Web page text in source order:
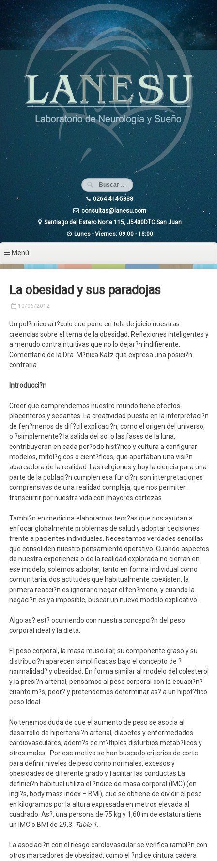
Ir
al
contenido
0264 414-5838
consultas@lanesu.com
Santiago del Estero Norte 115, J5400DTC San Juan
Lunes - Viernes: 09:00 - 13:00
Menú
La obesidad y sus paradojas
10/06/2012
Un pol?mico art?culo que pone en tela de juicio nuestras
creencias sobre el tema de la obesidad. Reflexiones inteligentes y
a menudo contraintuitivas que no lo dejar?n indifierente.
Comentario de la Dra. M?nica Katz que expresa una posici?n
contraria.
Introducci?n
Creer que comprendemos nuestro mundo tiene efectos
placenteros y sedantes. La creatividad puesta en la interpretaci?n
de fen?menos de dif?cil explicaci?n, como el origen del universo,
o ?simplemente? la salida del sol o las fases de la luna,
contribuyeron en cada per?odo hist?rico y cultura a configurar
modelos, mitol?gicos o cient?ficos, que aportaban una visi?n
abarcadora de la realidad. Las religiones y hoy la ciencia para una
parte de la poblaci?n cumplen esa funci?n: son interpretaciones
comprensivas de una realidad compleja, que nos permiten
transcurrir por nuestra vida con mayores certezas.
Tambi?n en medicina elaboramos teor?as que nos ayudan a
enfocar globalmente problemas de salud y adoptar decisiones
frente a pacientes individuales. Necesitamos verdades sencillas
que consoliden nuestro pensamiento operativo. Cuando aspectos
de nuestra experiencia o de la realidad explorada no cierran en
ese modelo, solemos adoptar, tanto en forma individual como
comunitaria, dos actitudes que habitualmente coexisten: la
primera reacci?n es ignorar o negar el fen?meno, y cuando la
negaci?n es ya imposible, buscar un nuevo modelo explicativo.
Algo as? est? ocurriendo con nuestra concepci?n del peso
corporal ideal y la dieta.
El peso corporal, la masa muscular, su componente graso y su
distribuci?n aparecen simplificadas bajo el concepto de ?
normalidad? y obesidad. En forma similar al modelo del colesterol
y la presi?n arterial, pensamos al peso corporal con la ecuaci?n?
cuanto m?s, peor? y pretendemos determinar as? a un hipot?tico
peso ideal.
No tenemos duda de que el aumento de peso se asocia al
desarrollo de hipertensi?n arterial, diabetes y enfermedades
cardiovasculares, adem?s de m?ltiples disturbios metab?licos y
otros males. Por ese motivo se han buscado criterios de corte
para definir niveles de peso como normales, excesos y
obesidades de diferente grado y facilitar las conductas.La
definici?n habitual utiliza el ?ndice de masa corporal (IMC) (en
ingl?s, body mass index – BMI), que se obtiene de dividir el peso
en kilogramos por la altura expresada en metros elevada al
cuadrado. As?, una persona de 75 kg y 1,60 m de estatura tiene
un IMC o BMI de 29,3. Tabla 1.
La asociaci?n con el riesgo cardiovascular se verifica tambi?n con
otros marcadores de obesidad, como el ?ndice cintura cadera